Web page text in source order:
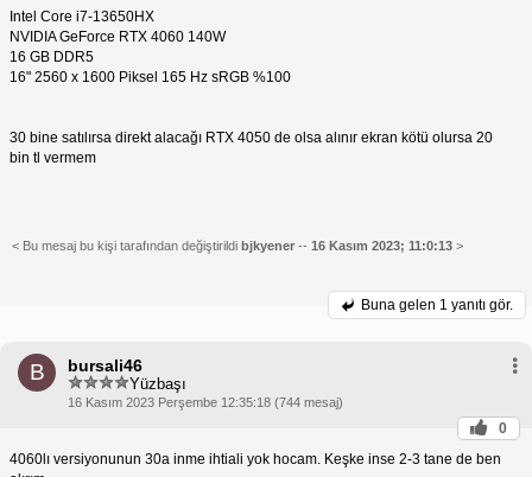
Intel Core i7-13650HX
NVIDIA GeForce RTX 4060 140W
16 GB DDR5
16" 2560 x 1600 Piksel 165 Hz sRGB %100
30 bine satılırsa direkt alacağı RTX 4050 de olsa alınır ekran kötü olursa 20
bin tl vermem
< Bu mesaj bu kişi tarafından değiştirildi bjkyener -- 16 Kasım 2023; 11:0:13 >
Buna gelen 1 yanıtı gör.
B bursali46
Yüzbaşı
16 Kasım 2023 Perşembe 12:35:18 (744 mesaj)
0
4060lı versiyonunun 30a inme ihtiali yok hocam. Keşke inse 2-3 tane de ben